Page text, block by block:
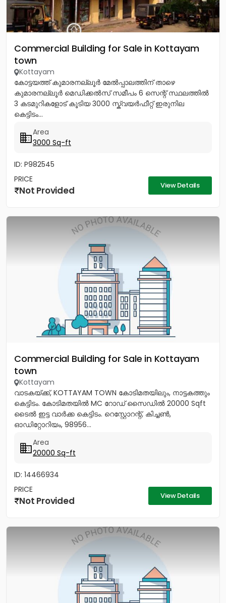
Commercial Building for Sale in Kottayam
town
Kottayam
കോട്ടയത്ത് കുമാരനല്ലൂർ മേൽപ്പാലത്തിന് താഴെ
കുമാരനല്ലൂർ മെഡിക്കൽസ് സമീപം 6 സെന്റ് സ്ഥലത്തിൽ
3 കടമുറികളോട് കൂടിയ 3000 സ്ക്വയർഫീറ്റ് ഇരുനില
കെട്ടിടം...
Area
3000 Sq-ft
ID: P982545
PRICE
Not Provided View Details
Commercial Building for Sale in Kottayam
town
Kottayam
വാടകയ്‌ക്ക്‎, KOTTAYAM TOWN കോടിമതയിലും, നാട്ടകത്തും
കെട്ടിടം. കോടിമതയിൽ MC റോഡ് സൈഡിൽ 20000 Sqft
ടൈൽ ഇട്ട വാർക്ക കെട്ടിടം. റെസ്റ്റോറന്റ്, കിച്ചൺ,
ഓഡിറ്റോറിയം, 98956...
Area
20000 Sq-ft
ID: 14466934
PRICE
Not Provided View Details